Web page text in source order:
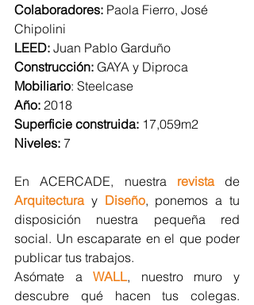
Colaboradores: Paola Fierro, José
Chipolini
LEED: Juan Pablo Garduño
Construcción: GAYA y Diproca
Mobiliario: Steelcase
Año: 2018
Superficie construida: 17,059m2
Niveles: 7
En ACERCADE, nuestra revista
Arquitectura y Diseño, ponemos a tu
disposición nuestra pequeña red
social. Un escaparate en el que poder
publicar tus trabajos.
Asómate a WALL, nuestro muro y
descubre qué hacen tus colegas.